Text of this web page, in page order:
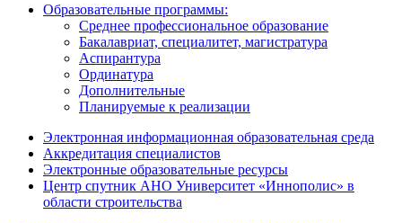
Образовательные программы:
Среднее профессиональное образование
Бакалавриат, специалитет, магистратура
Аспирантура
Ординатура
Дополнительные
Планируемые к реализации
Электронная информационная образовательная среда
Аккредитация специалистов
Электронные образовательные ресурсы
Центр спутник АНО Университет «Иннополис» в
области строительства